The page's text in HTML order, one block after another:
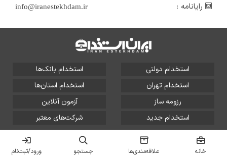
رایانامه :
info@iranestekhdam.ir
استخدام دولتی
استخدام بانک‌ها
استخدام تهران
استخدام استان‌ها
رزومه ساز
آزمون آنلاین
استخدام جدید
شرکت‌های معتبر
تمامی حقوق این سایت برای آلتین سیستم محفوظ است و هر
گونه سوءاستفاده از آن پیگرد قانونی دارد.
خانه علاقه‌مندی‌ها جستجو ورود/ثبت‌نام